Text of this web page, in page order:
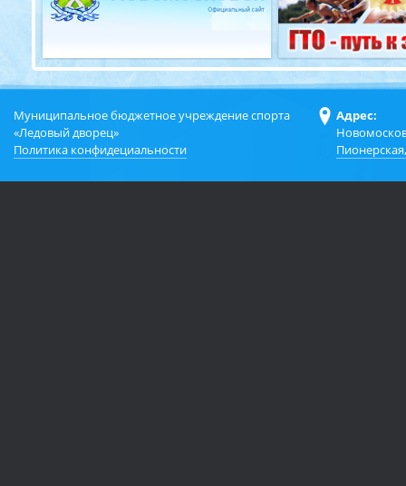
Муниципальное бюджетное учреждение спорта
«Ледовый дворец»
Политика конфидециальности
Адрес: